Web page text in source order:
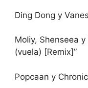
Ding Dong y
Moliy, Shenseea
(vuela) [Remix]”
Popcaan y